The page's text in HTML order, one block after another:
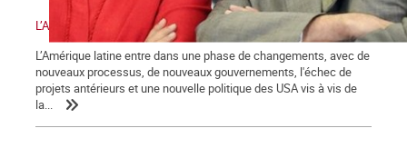
L’Amérique latine et les défis de la gauche
L’Amérique latine entre dans une phase de changements, avec de
nouveaux processus, de nouveaux gouvernements, l'échec de
projets antérieurs et une nouvelle politique des USA vis à vis de
la...